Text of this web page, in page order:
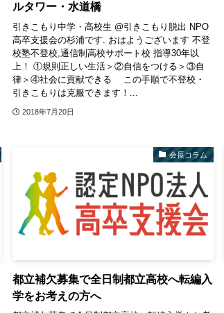
ルタワー・水道橋
引きこもり中学・高校生 @引きこもり脱出 NPO
高卒支援会の杉浦です. おはようございます 不登
校塾不登校,通信制高校サポート校 指導30年以
上！ ①規則正しい生活＞②自信をつける＞③自
律＞④社会に貢献できる この手順で不登校・
引きこもりは克服できます！...
2018年7月20日
会長コラム
都立補欠募集で全日制都立高校へ転編入
学をお考えの方へ